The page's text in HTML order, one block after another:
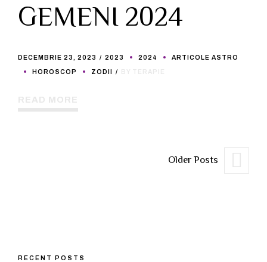
GEMENI 2024
DECEMBRIE 23, 2023 2023 2024 ARTICOLE ASTRO
HOROSCOP ZODII
Older Posts
RECENT POSTS